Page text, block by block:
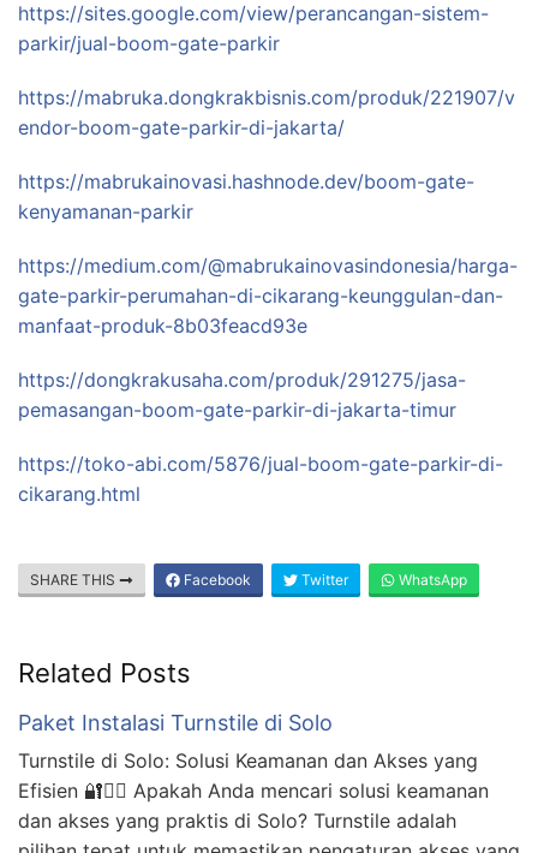
https://sites.google.com/view/perancangan-sistem-
parkir/jual-boom-gate-parkir
https://mabruka.dongkrakbisnis.com/produk/221907/v
endor-boom-gate-parkir-di-jakarta/
https://mabrukainovasi.hashnode.dev/boom-gate-
kenyamanan-parkir
https://medium.com/@mabrukainovasindonesia/harga-
gate-parkir-perumahan-di-cikarang-keunggulan-dan-
manfaat-produk-8b03feacd93e
https://dongkrakusaha.com/produk/291275/jasa-
pemasangan-boom-gate-parkir-di-jakarta-timur
https://toko-abi.com/5876/jual-boom-gate-parkir-di-
cikarang.html
SHARE THIS Facebook Twitter WhatsApp
Related Posts
Paket Instalasi Turnstile di Solo
Turnstile di Solo: Solusi Keamanan dan Akses yang
Efisien 🔐🚶‍♂️ Apakah Anda mencari solusi keamanan
dan akses yang praktis di Solo? Turnstile adalah